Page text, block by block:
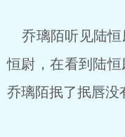
乔璃陌听见陆恒
恒尉，在看到陆恒
乔璃陌抿了抿唇没